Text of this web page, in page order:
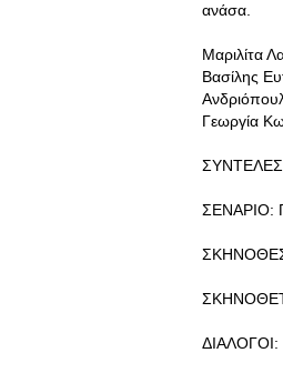
ανάσα.
Μαριλίτα
Βασίλης
Γεωργία
ΣΕΝΑΡΙΟ: